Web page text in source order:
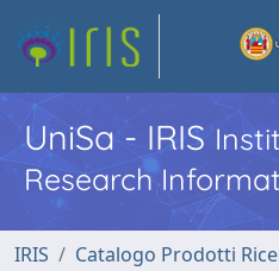
UniSa - IRIS
Research
IRIS
Catalogo Prodotti